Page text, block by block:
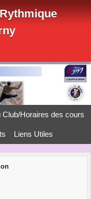
Club/Horaires des cours
Liens Utiles